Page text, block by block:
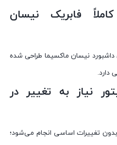
فابریک نیسان
نیسان ماکسیما طراحی شده
دارد.
نیاز به تغییر در
تغییرات اساسی انجام می‌شود؛